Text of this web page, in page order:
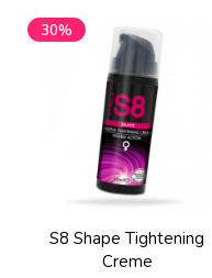
30%
S8 Shape Tightening
Creme